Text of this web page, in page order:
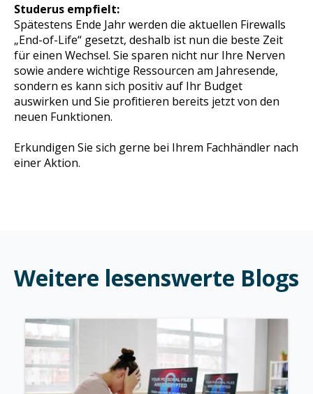
Studerus empfielt:
Spätestens Ende Jahr werden die aktuellen Firewalls
„End-of-Life“ gesetzt, deshalb ist nun die beste Zeit
für einen Wechsel. Sie sparen nicht nur Ihre Nerven
sowie andere wichtige Ressourcen am Jahresende,
sondern es kann sich positiv auf Ihr Budget
auswirken und Sie profitieren bereits jetzt von den
neuen Funktionen.
Erkundigen Sie sich gerne bei Ihrem Fachhändler nach
einer Aktion.
Weitere lesenswerte Blogs